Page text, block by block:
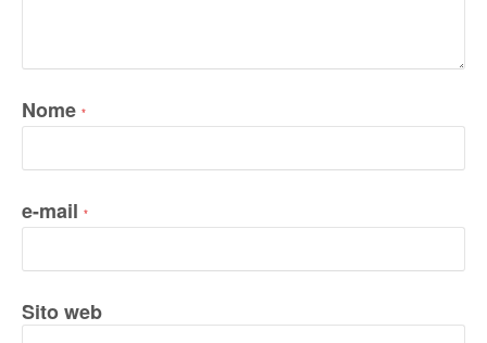
Nome *
e-mail *
Sito web